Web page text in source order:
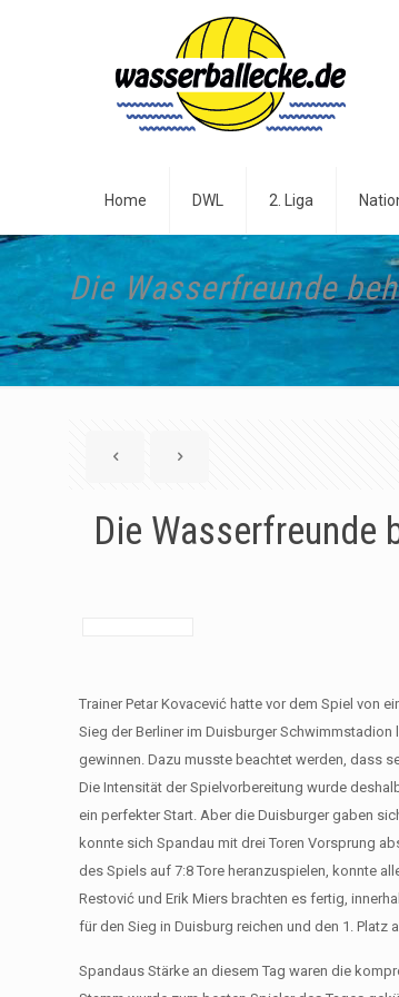
Home DWL 2. Liga
Die Wasserfreunde
Die Wasserfreunde
Trainer Petar Kovacević hatte vor dem Spiel von
Sieg der Berliner im Duisburger
gewinnen. Dazu musste beachtet werden, dass
Die Intensität der Spielvorbereitung wurde
ein perfekter Start. Aber die Duisburger gaben
konnte sich Spandau mit drei Toren Vorsprung
des Spiels auf 7:8 Tore heranzuspielen, konnte
Restović und Erik Miers brachten es fertig,
für den Sieg in Duisburg reichen und den 1. Platz
Spandaus Stärke an diesem Tag waren die